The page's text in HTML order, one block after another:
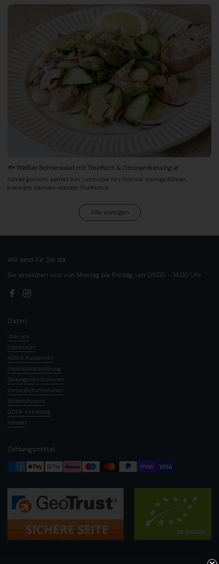
🐟 Weißer Bohnensalat mit Thunfisch & Zitronendressing 🌿
Schnell gemacht, perfekt zum Lunch oder fürs Picknick: cremige Bohnen,
knackiges Gemüse, würziger Thunfisch &...
Alle anzeigen
Wir sind für Sie da
Sie erreichen uns von Montag bis Freitag von 09.00 - 14.00 Uhr
FacebookInstagram
Daten
Über uns
Impressum
AGB & Kundeninfo
Datenschutzerklärung
Zahlungsinformationen
Versandinformationen
Widerrufsrecht
GDPR-Einhaltung
Kontakt
Zahlungsmittel